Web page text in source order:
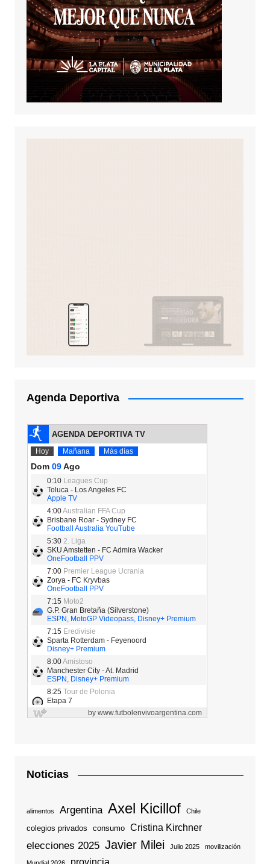
Agenda Deportiva
Noticias
alimentos Argentina Axel Kicillof Chile
colegios privados consumo Cristina Kirchner
elecciones 2025 Javier Milei Julio 2025 movilización
provincia